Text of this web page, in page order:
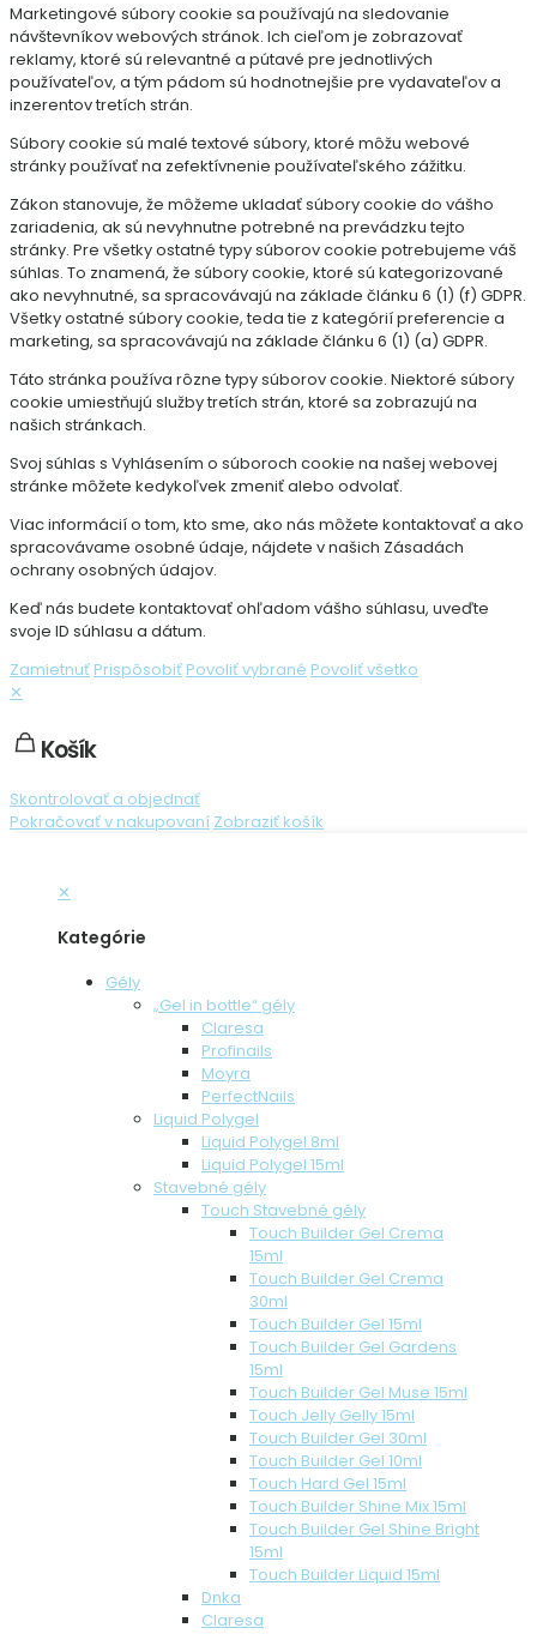
Marketingové súbory cookie sa používajú na sledovanie
návštevníkov webových stránok. Ich cieľom je zobrazovať
reklamy, ktoré sú relevantné a pútavé pre jednotlivých
používateľov, a tým pádom sú hodnotnejšie pre vydavateľov a
inzerentov tretích strán.
Súbory cookie sú malé textové súbory, ktoré môžu webové
stránky používať na zefektívnenie používateľského zážitku.
Zákon stanovuje, že môžeme ukladať súbory cookie do vášho
zariadenia, ak sú nevyhnutne potrebné na prevádzku tejto
stránky. Pre všetky ostatné typy súborov cookie potrebujeme váš
súhlas. To znamená, že súbory cookie, ktoré sú kategorizované
ako nevyhnutné, sa spracovávajú na základe článku 6 (1) (f) GDPR.
Všetky ostatné súbory cookie, teda tie z kategórií preferencie a
marketing, sa spracovávajú na základe článku 6 (1) (a) GDPR.
Táto stránka používa rôzne typy súborov cookie. Niektoré súbory
cookie umiestňujú služby tretích strán, ktoré sa zobrazujú na
našich stránkach.
Svoj súhlas s Vyhlásením o súboroch cookie na našej webovej
stránke môžete kedykoľvek zmeniť alebo odvolať.
Viac informácií o tom, kto sme, ako nás môžete kontaktovať a ako
spracovávame osobné údaje, nájdete v našich Zásadách
ochrany osobných údajov.
Keď nás budete kontaktovať ohľadom vášho súhlasu, uveďte
svoje ID súhlasu a dátum.
Zamietnuť Prispôsobiť Povoliť vybrané Povoliť všetko
✕
Košík
Skontrolovať a objednať
Pokračovať v nakupovaní Zobraziť košík
✕
Kategórie
Gély
„Gel in bottle“ gély
Claresa
Profinails
Moyra
PerfectNails
Liquid Polygel
Liquid Polygel 8ml
Liquid Polygel 15ml
Stavebné gély
Touch Stavebné gély
Touch Builder Gel Crema
15ml
Touch Builder Gel Crema
30ml
Touch Builder Gel 15ml
Touch Builder Gel Gardens
15ml
Touch Builder Gel Muse 15ml
Touch Jelly Gelly 15ml
Touch Builder Gel 30ml
Touch Builder Gel 10ml
Touch Hard Gel 15ml
Touch Builder Shine Mix 15ml
Touch Builder Gel Shine Bright
15ml
Touch Builder Liquid 15ml
Dnka
Claresa